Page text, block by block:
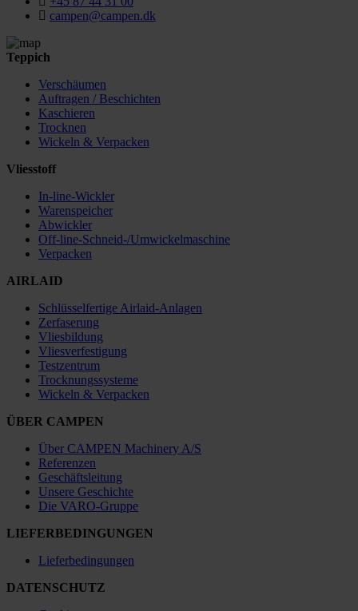
campen@campen.dk
Teppich
Verschäumen
Auftragen / Beschichten
Kaschieren
Trocknen
Wickeln & Verpacken
Vliesstoff
In-line-Wickler
Warenspeicher
Abwickler
Off-line-Schneid-/Umwickelmaschine
Verpacken
AIRLAID
Schlüsselfertige Airlaid-Anlagen
Zerfaserung
Vliesbildung
Vliesverfestigung
Testzentrum
Trocknungssysteme
Wickeln & Verpacken
ÜBER CAMPEN
Über CAMPEN Machinery A/S
Referenzen
Geschäftsleitung
Unsere Geschichte
Die VARO-Gruppe
LIEFERBEDINGUNGEN
Lieferbedingungen
DATENSCHUTZ